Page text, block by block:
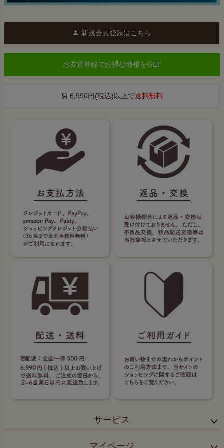
新規会員登録はこちら
お友達登録でお得な情報をGET
6,990円(税込)以上で送料無料
サービス
マイページ